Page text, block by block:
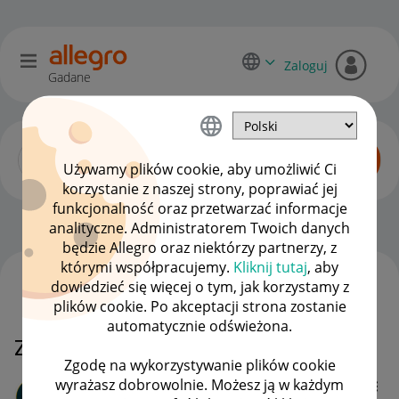
Używamy plików cookie, aby umożliwić Ci
korzystanie z naszej strony, poprawiać jej
funkcjonalność oraz przetwarzać informacje
analityczne. Administratorem Twoich danych
będzie Allegro oraz niektórzy partnerzy, z
którymi współpracujemy. Kliknij tutaj, aby
dowiedzieć się więcej o tym, jak korzystamy z
plików cookie. Po akceptacji strona zostanie
automatycznie odświeżona.
Zgodę na wykorzystywanie plików cookie
wyrażasz dobrowolnie. Możesz ją w każdym
Gadane
Zaloguj
Smart! dla kupujących OPCJE
Zakup nieopłacony i anulowanie
Anitolka9714
WSZYSTKIE TEMATY